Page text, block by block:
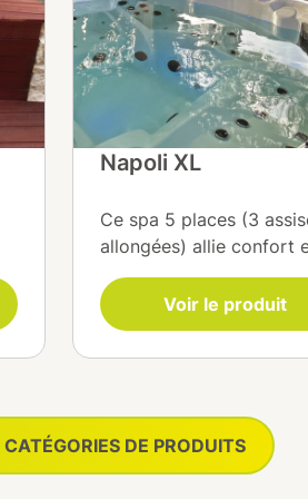
Napoli XL
Ce spa 5 places (3
allongées) allie confort
technologie pour une
partagée. Équipé du
Balboa BP, d’une
EcoEnergie® et d’un
température constante.
Profitez de massages
Voir le produit
DE PRODUITS